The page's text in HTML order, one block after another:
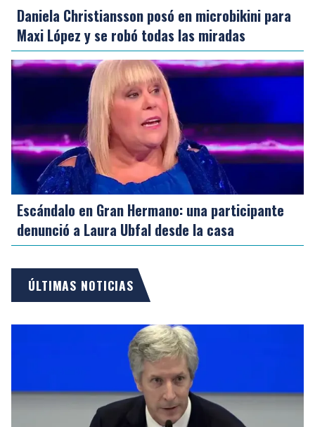
Daniela Christiansson posó en microbikini para
Maxi López y se robó todas las miradas
Escándalo en Gran Hermano: una participante
denunció a Laura Ubfal desde la casa
ÚLTIMAS NOTICIAS